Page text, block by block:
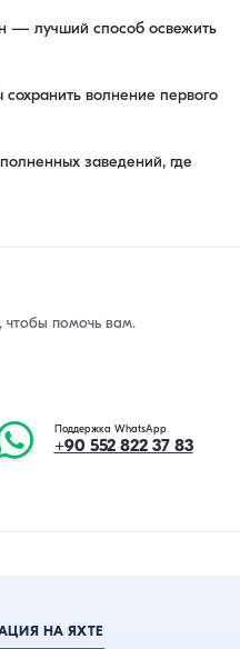
— лучший способ освежить
волнение первого
заведений, где
чтобы помочь вам.
Поддержка WhatsApp
+90 552 822 37 83
НА ЯХТЕ